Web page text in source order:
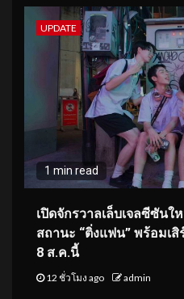
UPDATE
1 min read
เปิดจักรวาลเล็บเจลซีซันใ
สถานะ “ติ่งแฟน” พร้อมเ
8 ส.ค.นี้
12 ชั่วโมง ago admin